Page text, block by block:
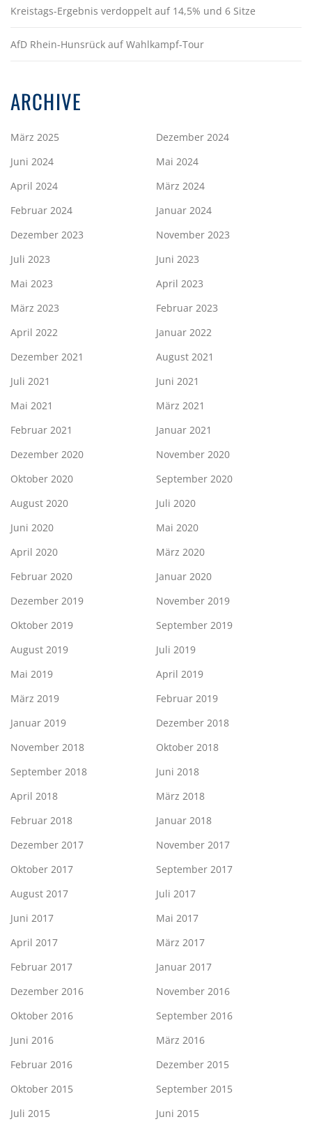
Kreistags-Ergebnis verdoppelt auf 14,5% und 6 Sitze
AfD Rhein-Hunsrück auf Wahlkampf-Tour
ARCHIVE
März 2025
Dezember 2024
Juni 2024
Mai 2024
April 2024
März 2024
Februar 2024
Januar 2024
Dezember 2023
November 2023
Juli 2023
Juni 2023
Mai 2023
April 2023
März 2023
Februar 2023
April 2022
Januar 2022
Dezember 2021
August 2021
Juli 2021
Juni 2021
Mai 2021
März 2021
Februar 2021
Januar 2021
Dezember 2020
November 2020
Oktober 2020
September 2020
August 2020
Juli 2020
Juni 2020
Mai 2020
April 2020
März 2020
Februar 2020
Januar 2020
Dezember 2019
November 2019
Oktober 2019
September 2019
August 2019
Juli 2019
Mai 2019
April 2019
März 2019
Februar 2019
Januar 2019
Dezember 2018
November 2018
Oktober 2018
September 2018
Juni 2018
April 2018
März 2018
Februar 2018
Januar 2018
Dezember 2017
November 2017
Oktober 2017
September 2017
August 2017
Juli 2017
Juni 2017
Mai 2017
April 2017
März 2017
Februar 2017
Januar 2017
Dezember 2016
November 2016
Oktober 2016
September 2016
Juni 2016
März 2016
Februar 2016
Dezember 2015
Oktober 2015
September 2015
Juli 2015
Juni 2015